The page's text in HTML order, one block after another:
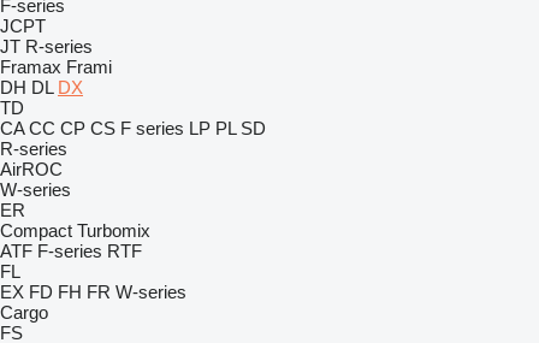
F-series
JCPT
JT R-series
Framax Frami
DH DL DX
TD
CA CC CP CS F series LP PL SD
R-series
AirROC
W-series
ER
Compact Turbomix
ATF F-series RTF
FL
EX FD FH FR W-series
Cargo
FS